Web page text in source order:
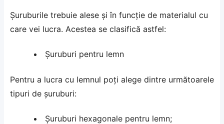
Șuruburile trebuie alese și în funcție de materialul cu
care vei lucra. Acestea se clasifică astfel:
Șuruburi pentru lemn
Pentru a lucra cu lemnul poți alege dintre următoarele
tipuri de șuruburi:
Șuruburi hexagonale pentru lemn;